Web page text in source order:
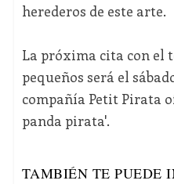
herederos de este arte.
La próxima cita con el
pequeños será el
compañía Petit Pirata
panda pirata'.
TAMBIÉN TE PUEDE